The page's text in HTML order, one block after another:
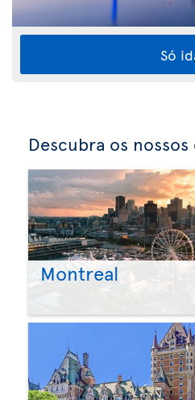
Só
Descubra os
Montreal